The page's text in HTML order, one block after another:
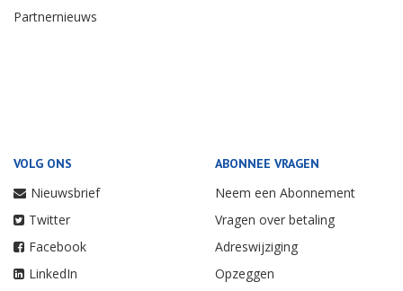
Partnernieuws
VOLG ONS
Nieuwsbrief
Twitter
Facebook
LinkedIn
ABONNEE VRAGEN
Neem een Abonnement
Vragen over betaling
Adreswijziging
Opzeggen